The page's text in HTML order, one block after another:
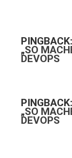
PINGBACK:
„SO
DEVOPS
PINGBACK:
„SO
DEVOPS